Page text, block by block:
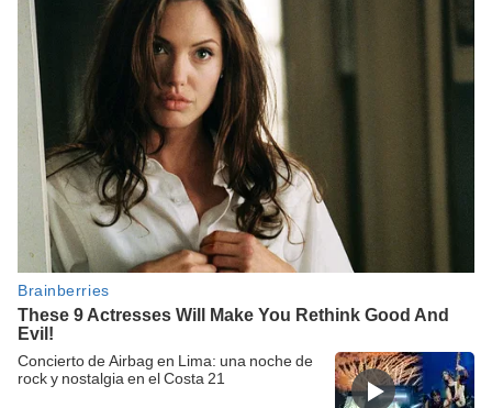
Concierto de Airbag en Lima: una noche de
rock y nostalgia en el Costa 21